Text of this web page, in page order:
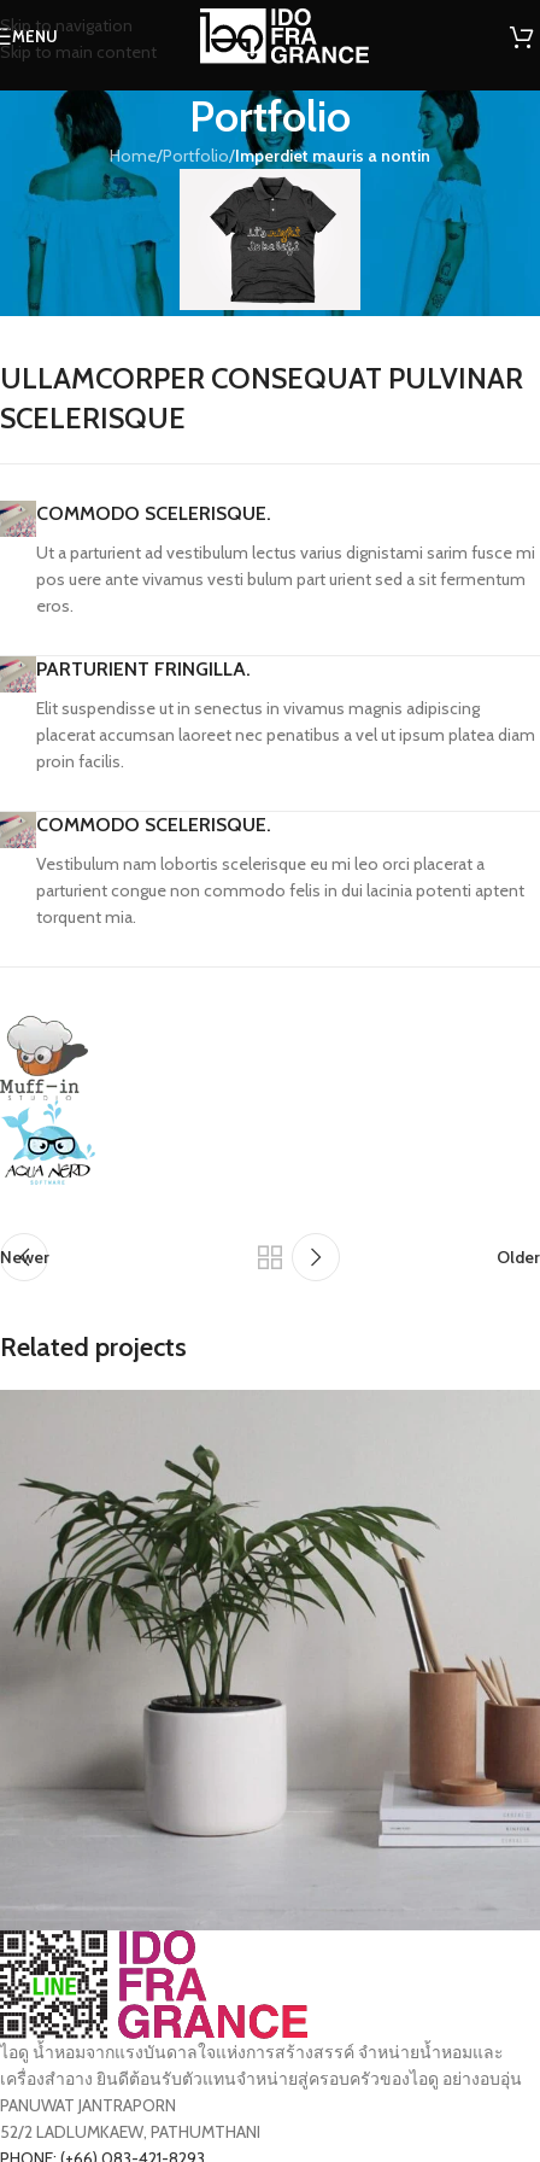
Skip to navigation
Skip to main content
MENU
Portfolio
Home/Portfolio/Imperdiet mauris a nontin
ULLAMCORPER CONSEQUAT PULVINAR
SCELERISQUE
COMMODO SCELERISQUE.
Ut a parturient ad vestibulum lectus varius dignistami sarim fusce mi
pos uere ante vivamus vesti bulum part urient sed a sit fermentum
eros.
PARTURIENT FRINGILLA.
Elit suspendisse ut in senectus in vivamus magnis adipiscing
placerat accumsan laoreet nec penatibus a vel ut ipsum platea diam
proin facilis.
COMMODO SCELERISQUE.
Vestibulum nam lobortis scelerisque eu mi leo orci placerat a
parturient congue non commodo felis in dui lacinia potenti aptent
torquent mia.
Newer Older
Related projects
Accessories
Potenti parturient parturie
ไอดู น้ำหอมจากแรงบันดาลใจแห่งการสร้างสรรค์ จำหน่ายน้ำหอมและ
เครื่องสำอาง ยินดีต้อนรับตัวแทนจำหน่ายสู่ครอบครัวของไอดู อย่างอบอุ่น
PANUWAT JANTRAPORN
52/2 LADLUMKAEW, PATHUMTHANI